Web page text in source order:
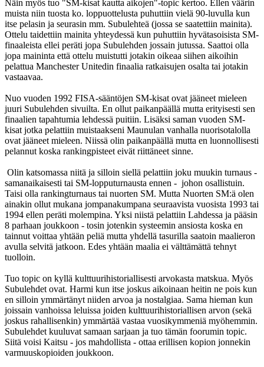
Näin myös tuo "SM-kisat kautta aikojen"-topic kertoo. Ellen väärin
muista niin tuosta ko. loppuottelusta puhuttiin vielä 90-luvulla kun
itse pelasin ja seurasin mm. Subulehteä (jossa se saatettiin mainita).
Ottelu taidettiin mainita yhteydessä kun puhuttiin hyvätasoisista SM-
finaaleista ellei peräti jopa Subulehden jossain jutussa. Saattoi olla
jopa maininta että ottelu muistutti jotakin oikeaa siihen aikoihin
pelattua Manchester Unitedin finaalia ratkaisujen osalta tai jotakin
vastaavaa.
Nuo vuoden 1992 FISA-sääntöjen SM-kisat ovat jääneet mieleen
juuri Subulehden sivuilta. En ollut paikanpäällä mutta erityisesti sen
finaalien tapahtumia lehdessä puitiin. Lisäksi saman vuoden SM-
kisat jotka pelattiin muistaakseni Maunulan vanhalla nuorisotalolla
ovat jääneet mieleen. Niissä olin paikanpäällä mutta en luonnollisesti
pelannut koska rankingpisteet eivät riittäneet sinne.
Olin katsomassa niitä ja silloin siellä pelattiin joku muukin turnaus -
samanaikaisesti tai SM-lopputurnausta ennen - johon osallistuin.
Taisi olla rankingturnaus tai nuorten SM. Mutta Nuorten SM:ä olen
ainakin ollut mukana jompanakumpana seuraavista vuosista 1993 tai
1994 ellen peräti molempina. Yksi niistä pelattiin Lahdessa ja pääsin
8 parhaan joukkoon - tosin jotenkin systeemin ansiosta koska en
tainnut voittaa yhtään peliä mutta yhdellä tasurilla saatoin maalieron
avulla selvitä jatkoon. Edes yhtään maalia ei välttämättä tehnyt
tuolloin.
Tuo topic on kyllä kulttuurihistoriallisesti arvokasta matskua. Myös
Subulehdet ovat. Harmi kun itse joskus aikoinaan heitin ne pois kun
en silloin ymmärtänyt niiden arvoa ja nostalgiaa. Sama hieman kun
joissain vanhoissa leluissa joiden kulttuurihistoriallisen arvon (sekä
joskus rahallisenkin) ymmärtää vastaa vuosikymmeniä myöhemmin.
Subulehdet kuuluvat samaan sarjaan ja tuo tämän foorumin topic.
Siitä voisi Kaitsu - jos mahdollista - ottaa erillisen kopion jonnekin
varmuuskopioiden joukkoon.